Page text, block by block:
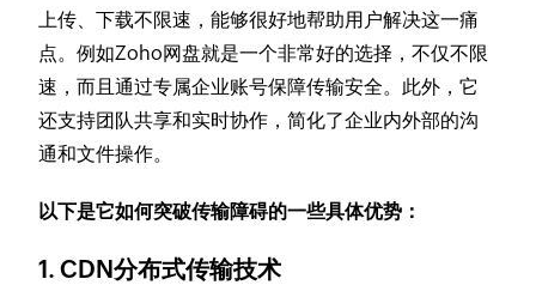
上传、下载不限速，能够很好地帮助用户解决这一痛
点。例如Zoho网盘就是一个非常好的选择，不仅不限
速，而且通过专属企业账号保障传输安全。此外，它
还支持团队共享和实时协作，简化了企业内外部的沟
通和文件操作。
以下是它如何突破传输障碍的一些具体优势：
1. CDN分布式传输技术